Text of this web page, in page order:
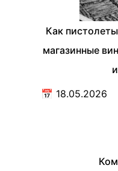
Как
магазинные
📅 18.05.2026